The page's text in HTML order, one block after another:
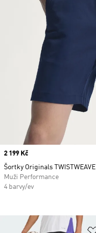
Price
2 199 Kč
Šortky Originals TWISTWEAVE
Muži Performance
4 barvy/ev